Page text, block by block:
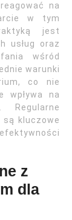
na
w tym
jest
usług oraz
wśród
warunki
co nie
wpływa na
kluczowe
z
dla